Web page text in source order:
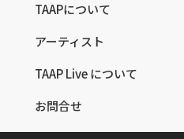
TAAPについて
アーティスト
TAAP Live について
お問合せ